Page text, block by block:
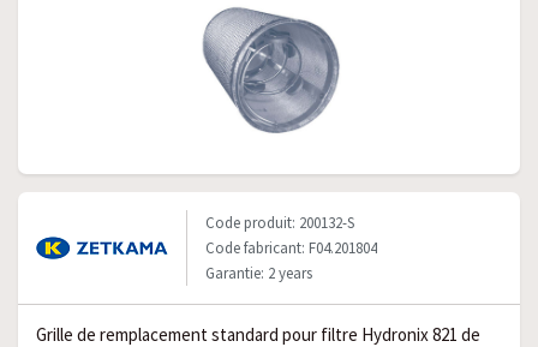
Code produit: 200132-S
Code fabricant: F04.201804
Garantie: 2 years
Grille de remplacement standard pour filtre Hydronix 821 de